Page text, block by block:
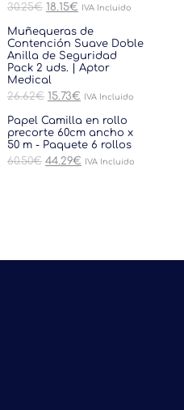
30.25€ El
original
era:
30.25€.
18.15€ El
actual
es:
18.15€.
IVA Incluido
Muñequeras de
Contención Suave Doble
Anilla de Seguridad
Pack 2 uds. | Aptor
Medical
26.62€ El
original
era:
26.62€.
15.73€ El
actual
es:
15.73€.
IVA Incluido
Papel Camilla en rollo
precorte 60cm ancho x
50 m - Paquete 6 rollos
60.50€ El
44.29€ El
IVA Incluido